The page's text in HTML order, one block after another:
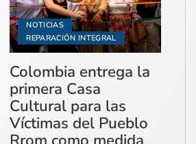
NOTICIAS
REPARACIÓN INTEGRAL
Colombia entrega la
primera Casa
Cultural para las
Víctimas del Pueblo